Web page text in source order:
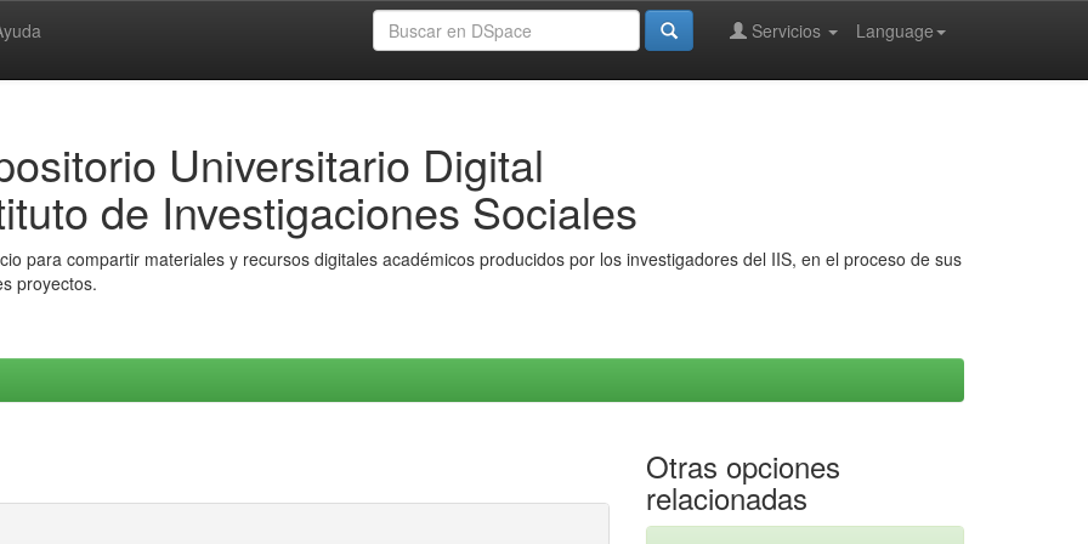
Language
Servicios
Universitario Digital
de Investigaciones Sociales
para compartir materiales y recursos digitales académicos producidos por los investigadores del IIS, en el proceso de sus
proyectos.
Otras opciones
relacionadas